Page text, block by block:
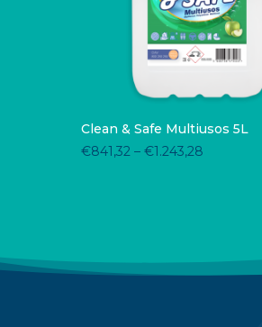
Clean & Safe Multiusos 5L
€841,32 – €1.243,28